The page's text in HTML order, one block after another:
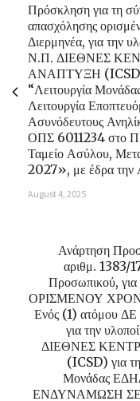
Πρόσκληση για τη
απασχόλησης
Διερμηνέα, για την
Ν.Π. ΔΙΕΘΝΕΣ
ΑΝΑΠΤΥΞΗ (ICSD)
“Λειτουργία
Λειτουργία
Ασυνόδευτους
ΟΠΣ 6011234 στο
Ταμείο Ασύλου,
2027», με έδρα την
August 4, 2025
Ανάρτηση
αριθμ. 1383/
Προσωπικού,
ΟΡΙΣΜΕΝΟΥ
Ενός (1) ατόμου ΔΕ
για την
ΔΙΕΘΝΕΣ
(ICSD) για
Μονάδας
ΕΝΔΥΝΑΜΩΣΗ